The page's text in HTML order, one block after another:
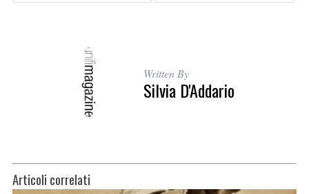
Written By
Silvia D'Addario
Articoli correlati